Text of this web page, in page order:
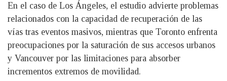
En el caso de Los Ángeles, el estudio advierte problemas
relacionados con la capacidad de recuperación de las
vías tras eventos masivos, mientras que Toronto enfrenta
preocupaciones por la saturación de sus accesos urbanos
y Vancouver por las limitaciones para absorber
incrementos extremos de movilidad.